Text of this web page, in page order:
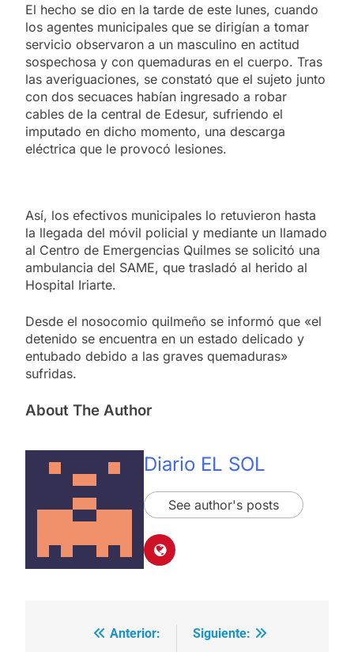
El hecho se dio en la tarde de este lunes, cuando
los agentes municipales que se dirigían a tomar
servicio observaron a un masculino en actitud
sospechosa y con quemaduras en el cuerpo. Tras
las averiguaciones, se constató que el sujeto junto
con dos secuaces habían ingresado a robar
cables de la central de Edesur, sufriendo el
imputado en dicho momento, una descarga
eléctrica que le provocó lesiones.
Así, los efectivos municipales lo retuvieron hasta
la llegada del móvil policial y mediante un llamado
al Centro de Emergencias Quilmes se solicitó una
ambulancia del SAME, que trasladó al herido al
Hospital Iriarte.
Desde el nosocomio quilmeño se informó que «el
detenido se encuentra en un estado delicado y
entubado debido a las graves quemaduras»
sufridas.
About The Author
Diario EL SOL
See author's posts
Navegación
Anterior:
Siguiente: